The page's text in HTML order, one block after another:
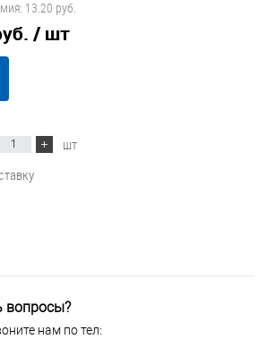
13.20 руб.
/ шт
шт
вопросы?
нам по тел: